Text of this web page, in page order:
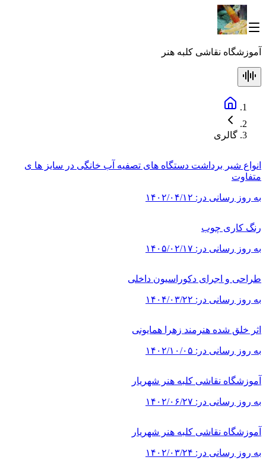
آموزشگاه نقاشی کلبه هنر
گالری
انواع شیر برداشت دستگاه های تصفیه آب خانگی در سایز ها ی
متفاوت
به روز رسانی در: ۱۴۰۲/۰۴/۱۲
رنگ کاری چوب
به روز رسانی در: ۱۴۰۵/۰۲/۱۷
طراحی و اجرای دکوراسیون داخلی
به روز رسانی در: ۱۴۰۴/۰۳/۲۲
اثر خلق شده هنرمند زهرا همایونی
به روز رسانی در: ۱۴۰۲/۱۰/۰۵
آموزشگاه نقاشی کلبه هنر شهریار
به روز رسانی در: ۱۴۰۲/۰۶/۲۷
آموزشگاه نقاشی کلبه هنر شهریار
به روز رسانی در: ۱۴۰۲/۰۳/۲۴